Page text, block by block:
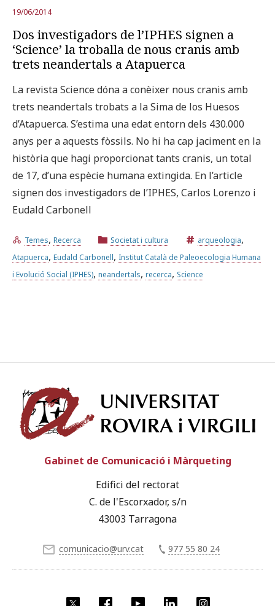
19/06/2014
Dos investigadors de l’IPHES signen a
‘Science’ la troballa de nous cranis amb
trets neandertals a Atapuerca
La revista Science dóna a conèixer nous cranis amb
trets neandertals trobats a la Sima de los Huesos
d’Atapuerca. S’estima una edat entorn dels 430.000
anys per a aquests fòssils. No hi ha cap jaciment en la
història que hagi proporcionat tants cranis, un total
de 17, d’una espècie humana extingida. En l’article
signen dos investigadors de l’IPHES, Carlos Lorenzo i
Eudald Carbonell
Temes, Recerca Societat i cultura arqueologia,
Atapuerca, Eudald Carbonell, Institut Català de Paleoecologia Humana
i Evolució Social (IPHES), neandertals, recerca, Science
Facebook YouTube LinkedIn
Gabinet de Comunicació i Màrqueting
Edifici del rectorat
C. de l'Escorxador, s/n
43003 Tarragona
comunicacio@urv.cat 977 55 80 24